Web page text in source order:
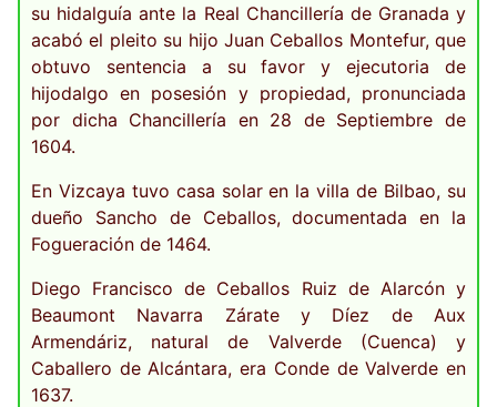
su hidalguía ante la Real Chancillería de Granada y
acabó el pleito su hijo Juan Ceballos Montefur, que
obtuvo sentencia a su favor y ejecutoria de
hijodalgo en posesión y propiedad, pronunciada
por dicha Chancillería en 28 de Septiembre de
1604.
En Vizcaya tuvo casa solar en la villa de Bilbao, su
dueño Sancho de Ceballos, documentada en la
Fogueración de 1464.
Diego Francisco de Ceballos Ruiz de Alarcón y
Beaumont Navarra Zárate y Díez de Aux
Armendáriz, natural de Valverde (Cuenca) y
Caballero de Alcántara, era Conde de Valverde en
1637.